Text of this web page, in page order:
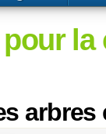
la
arbres